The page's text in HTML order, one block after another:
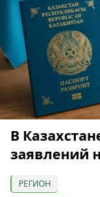
В
заявлений
РЕГИОН